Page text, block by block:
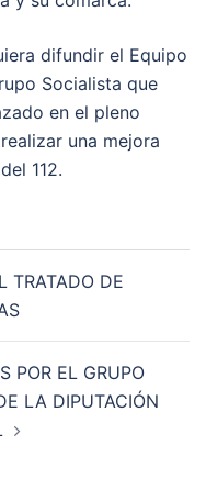
difundir el Equipo
Socialista que
en el pleno
una mejora
112.
TRATADO DE
POR EL GRUPO
LA DIPUTACIÓN